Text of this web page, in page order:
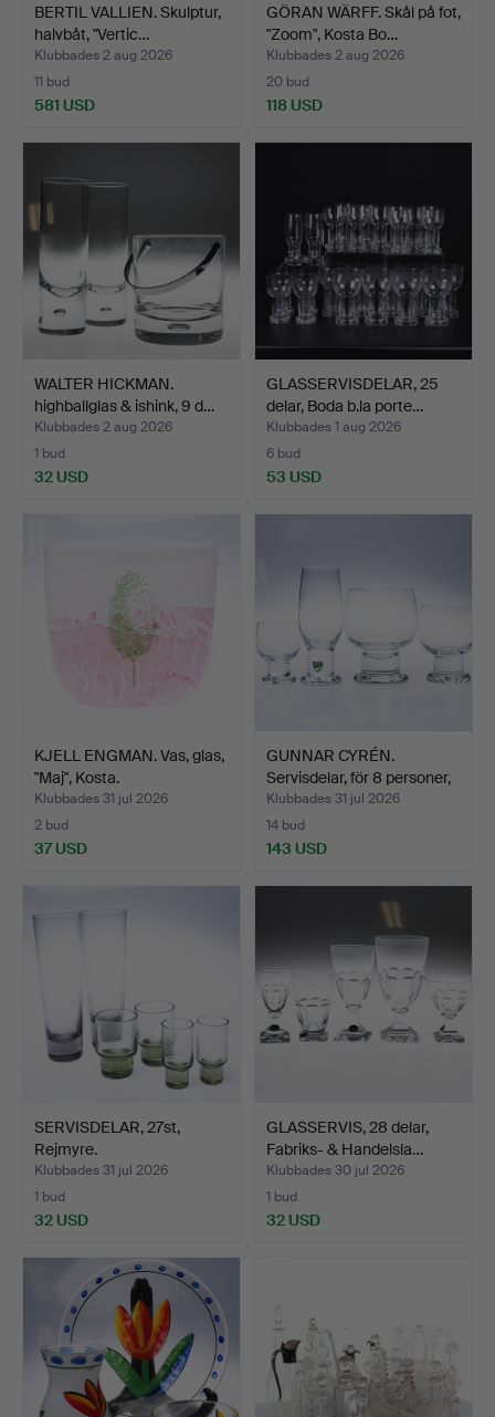
BERTIL VALLIEN. Skulptur,
halvbåt, "Vertic…
Klubbades 2 aug 2026
11 bud
581 USD
GÖRAN WÄRFF. Skål på fot,
"Zoom", Kosta Bo…
Klubbades 2 aug 2026
20 bud
118 USD
WALTER HICKMAN.
highballglas & ishink, 9 d…
Klubbades 2 aug 2026
1 bud
32 USD
GLASSERVISDELAR, 25
delar, Boda b.la porte…
Klubbades 1 aug 2026
6 bud
53 USD
KJELL ENGMAN. Vas, glas,
"Maj", Kosta.
Klubbades 31 jul 2026
2 bud
37 USD
GUNNAR CYRÉN.
Servisdelar, för 8 personer,
…
Klubbades 31 jul 2026
14 bud
143 USD
SERVISDELAR, 27st,
Rejmyre.
Klubbades 31 jul 2026
1 bud
32 USD
GLASSERVIS, 28 delar,
Fabriks- & Handelsla…
Klubbades 30 jul 2026
1 bud
32 USD